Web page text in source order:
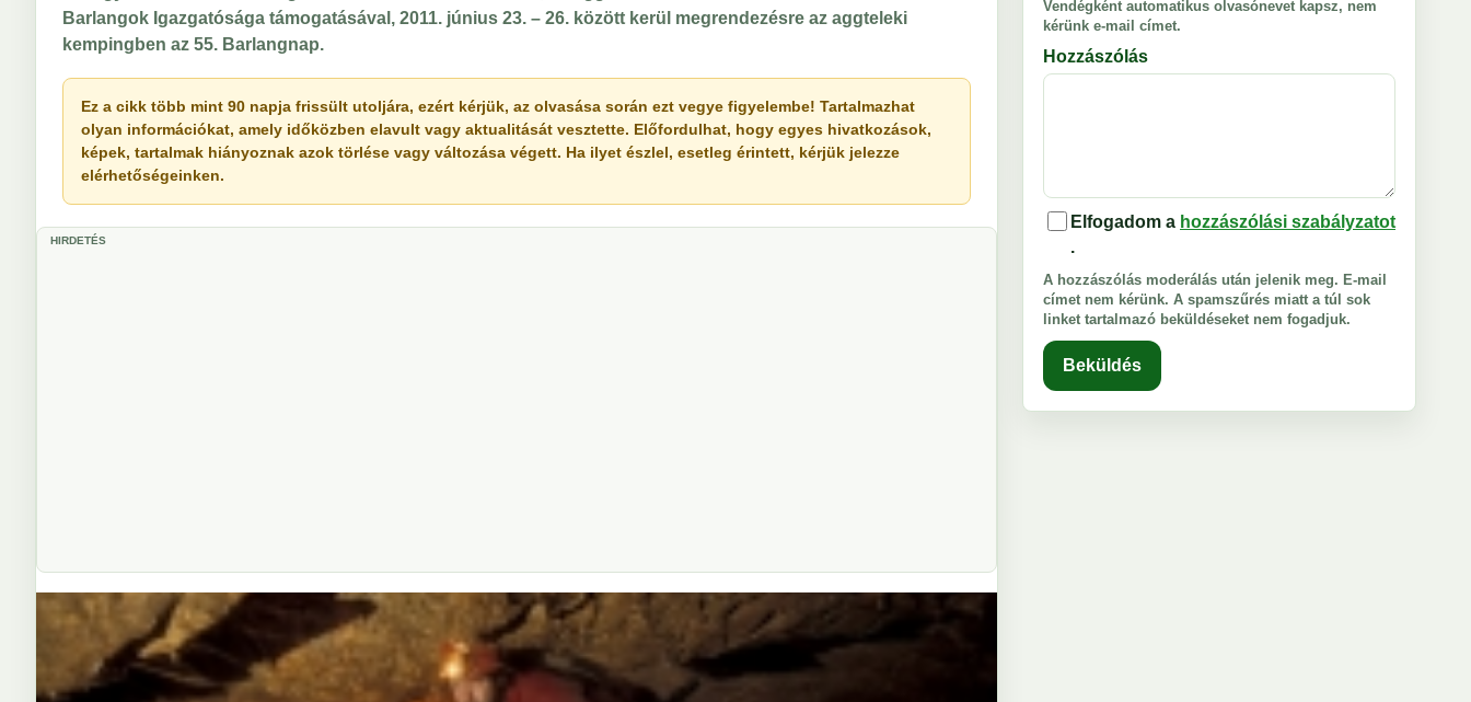
Barlangok Igazgatósága támogatásával, 2011. június 23. – 26. között kerül megrendezésre az aggteleki
kempingben az 55. Barlangnap.
Ez a cikk több mint 90 napja frissült utoljára, ezért kérjük, az olvasása során ezt vegye figyelembe! Tartalmazhat
olyan információkat, amely időközben elavult vagy aktualitását vesztette. Előfordulhat, hogy egyes hivatkozások,
képek, tartalmak hiányoznak azok törlése vagy változása végett. Ha ilyet észlel, esetleg érintett, kérjük jelezze
elérhetőségeinken.
HIRDETÉS
Vendégként automatikus olvasónevet kapsz, nem
kérünk e-mail címet.
Hozzászólás
Elfogadom a hozzászólási szabályzatot
.
A hozzászólás moderálás után jelenik meg. E-mail
címet nem kérünk. A spamszűrés miatt a túl sok
linket tartalmazó beküldéseket nem fogadjuk.
Beküldés